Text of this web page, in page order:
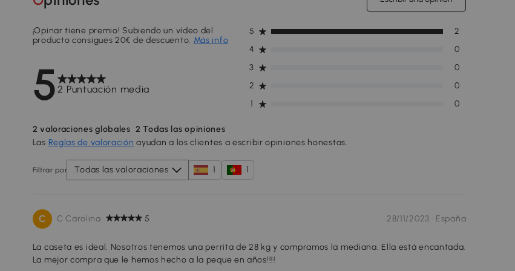
52 Puntuación media
¡Opinar tiene premio! Subiendo un vídeo del
producto consigues 20€ de descuento. Más info
1 0
2 0
3 0
4 0
5 2
2 valoraciones globales 2 Todas las opiniones
Las Reglas de valoración ayudan a los clientes a escribir opiniones honestas.
Filtrar por Todas las valoraciones 1 1
C C Carolina 5 28/11/2023 · España
La caseta es ideal. Nosotros tenemos una perrita de 28 kg y compramos la mediana. Ella está encantada.
La mejor compra que le hemos hecho a la peque en años!!!!